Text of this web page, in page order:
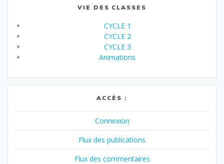
VIE DES CLASSES
CYCLE 1
CYCLE 2
CYCLE 3
Animations
ACCÈS :
Connexion
Flux des publications
Flux des commentaires